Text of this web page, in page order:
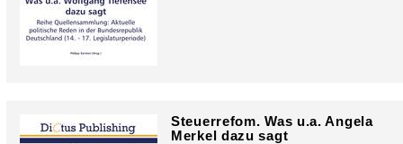
Steuerrefom. Was u.a. Angela
Merkel dazu sagt